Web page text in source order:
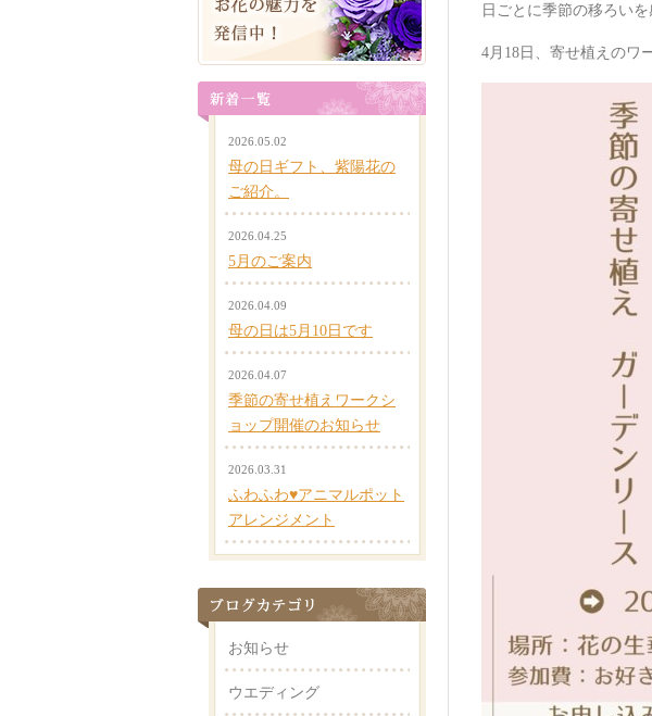
日ごとに季節の移ろいを
4月18日、寄せ植えのワ
2026.05.02
母の日ギフト、紫陽花の
ご紹介。
2026.04.25
5月のご案内
2026.04.09
母の日は5月10日です
2026.04.07
季節の寄せ植えワークシ
ョップ開催のお知らせ
2026.03.31
ふわふわ♥アニマルポット
アレンジメント
お知らせ
ウエディング